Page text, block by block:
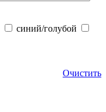
синий/голубой
Очистить